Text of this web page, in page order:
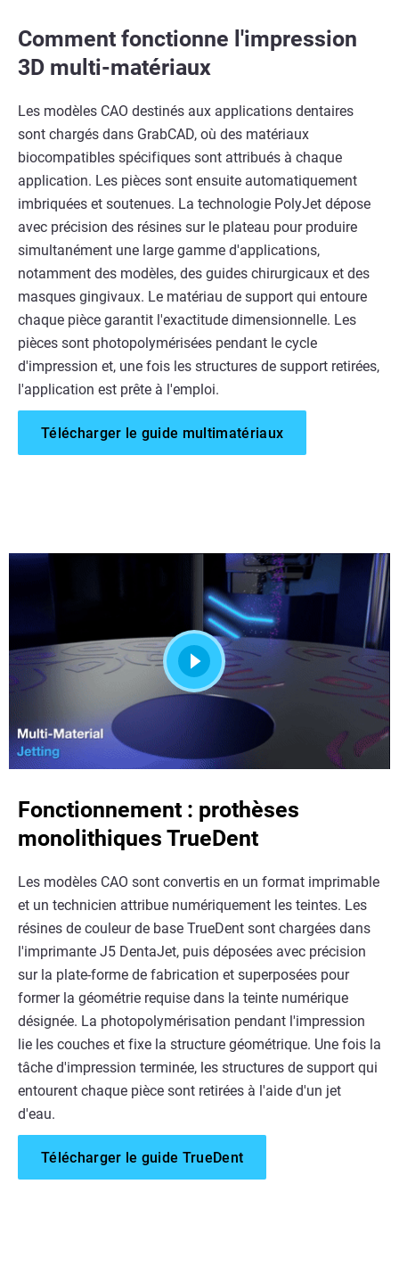
Comment fonctionne l'impression
3D multi-matériaux
Les modèles CAO destinés aux applications dentaires
sont chargés dans GrabCAD, où des matériaux
biocompatibles spécifiques sont attribués à chaque
application. Les pièces sont ensuite automatiquement
imbriquées et soutenues. La technologie PolyJet dépose
avec précision des résines sur le plateau pour produire
simultanément une large gamme d'applications,
notamment des modèles, des guides chirurgicaux et des
masques gingivaux. Le matériau de support qui entoure
chaque pièce garantit l'exactitude dimensionnelle. Les
pièces sont photopolymérisées pendant le cycle
d'impression et, une fois les structures de support retirées,
l'application est prête à l'emploi.
Télécharger le guide multimatériaux
Fonctionnement : prothèses
monolithiques TrueDent
Les modèles CAO sont convertis en un format imprimable
et un technicien attribue numériquement les teintes. Les
résines de couleur de base TrueDent sont chargées dans
l'imprimante J5 DentaJet, puis déposées avec précision
sur la plate-forme de fabrication et superposées pour
former la géométrie requise dans la teinte numérique
désignée. La photopolymérisation pendant l'impression
lie les couches et fixe la structure géométrique. Une fois la
tâche d'impression terminée, les structures de support qui
entourent chaque pièce sont retirées à l'aide d'un jet
d'eau.
Télécharger le guide TrueDent